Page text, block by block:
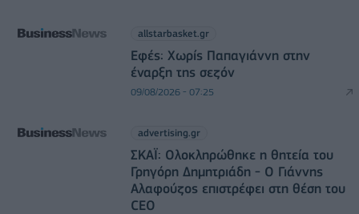
allstarbasket.gr
Εφές: Χωρίς Παπαγιάννη στην
έναρξη της σεζόν
09/08/2026 - 07:25
advertising.gr
ΣΚΑΪ: Ολοκληρώθηκε η θητεία του
Γρηγόρη Δημητριάδη - Ο Γιάννης
Αλαφούζος επιστρέφει στη θέση του
CEO